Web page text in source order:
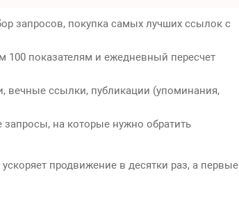
запросов, покупка самых лучших ссылок с
100 показателям и ежедневный пересчет
ссылки, публикации (упоминания,
на которые нужно обратить
ускоряет продвижение в десятки раз, а первые